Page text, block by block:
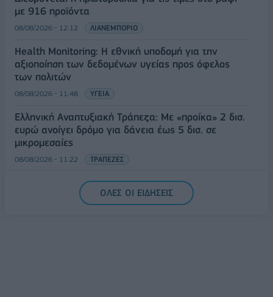
με 916 προϊόντα
08/08/2026 - 12:12 ΛΙΑΝΕΜΠΟΡΙΟ
Health Monitoring: Η εθνική υποδομή για την
αξιοποίηση των δεδομένων υγείας προς όφελος
των πολιτών
08/08/2026 - 11:48 ΥΓΕΙΑ
Ελληνική Αναπτυξιακή Τράπεζα: Με «προίκα» 2 δισ.
ευρώ ανοίγει δρόμο για δάνεια έως 5 δισ. σε
μικρομεσαίες
08/08/2026 - 11:22 ΤΡΑΠΕΖΕΣ
5G παντού, 6G στον ορίζοντα: Πού βρίσκεται η
Ελλάδα στη μεγάλη τεχνολογική μετάβαση
ΟΛΕΣ ΟΙ ΕΙΔΗΣΕΙΣ